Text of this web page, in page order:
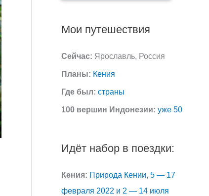
Мои путешествия
Сейчас: Ярославль, Россия
Планы: Кения
Где был: страны
100 вершин Индонезии: уже 50
Идёт набор в поездки:
Кения: Природа Кении, 5 — 17
февраля 2022 и 2 — 14 июля